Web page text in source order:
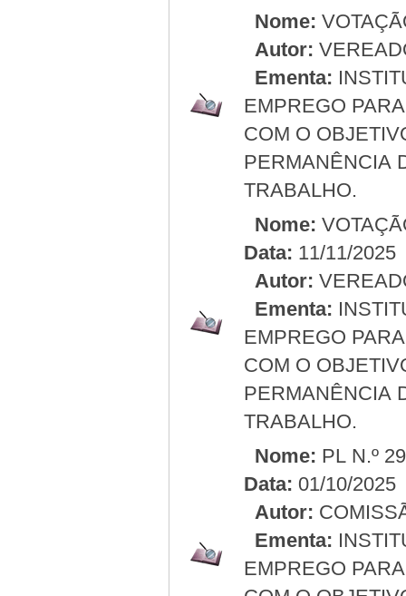
Nome:
Autor:
Ementa:
EMPREGO
COM O
PERMANÊNCIA
TRABALHO.
Nome:
Data: 11/11/2025
Autor:
Ementa:
EMPREGO
COM O
PERMANÊNCIA
TRABALHO.
Nome: PL N.º
Data: 01/10/2025
Autor:
Ementa:
EMPREGO